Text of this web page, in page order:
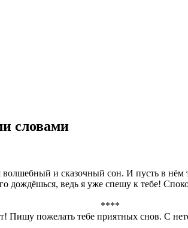
словами
и сказочный сон. И пусть в
дождёшься, ведь я уже спешу к тебе!
****
Пишу пожелать тебе приятных снов. С